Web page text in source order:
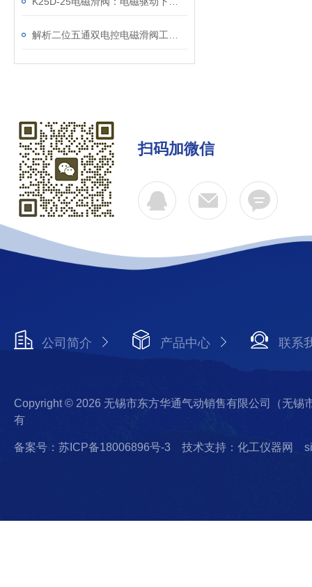
扫码加微信
公司简介 产品中心 联系
Copyright © 2026 无锡市东方华通气动销售有限公司（无锡
有
备案号：苏ICP备18006896号-3 技术支持：化工仪器网